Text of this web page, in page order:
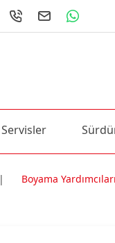
Servisler
| Boyama Yardımcıları